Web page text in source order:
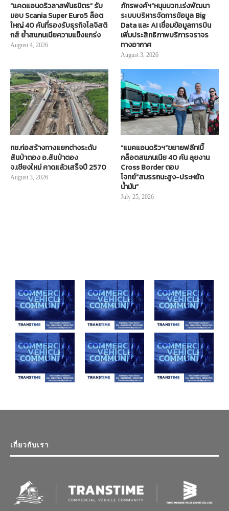
“แคดแอนดริวลาสพันธมิตร” รับ
มอบ Scania Super Euro5 ล็อต
ใหญ่ 40 คันที่รองรับธุรกิจโลจิสติ
กส์ ย้ำสแกนเนียความแข็งแกร่ง
August 4, 2026
ภัทรพงศ์ฯ”หนุนบวท.เร่งพัฒนา
ระบบบริหารจัดการข้อมูล Big
Data และ AI เชื่อมข้อมูลการบิน
เพิ่มประสิทธิภาพบริการจราจร
ทางอากาศ
August 3, 2026
ทช.ก่อสร้างทางแยกต่างระดับ
สันป่าตอง อ.สันป่าตอง
จ.เชียงใหม่ คาดแล้วเสร็จปี 2570
August 3, 2026
“แมคแอนดริวฯ”ขยายฟลีท!บิ๊
กล็อตสแกนเนีย 40 คัน ลุยงาน
Cross Border ตอบ
โจทย์“สมรรถนะสูง-ประหยัด
น้ำมัน”
July 25, 2026
เกี่ยวกับเรา